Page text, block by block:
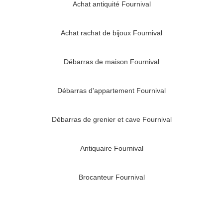
Achat antiquité Fournival
Achat rachat de bijoux Fournival
Débarras de maison Fournival
Débarras d'appartement Fournival
Débarras de grenier et cave Fournival
Antiquaire Fournival
Brocanteur Fournival